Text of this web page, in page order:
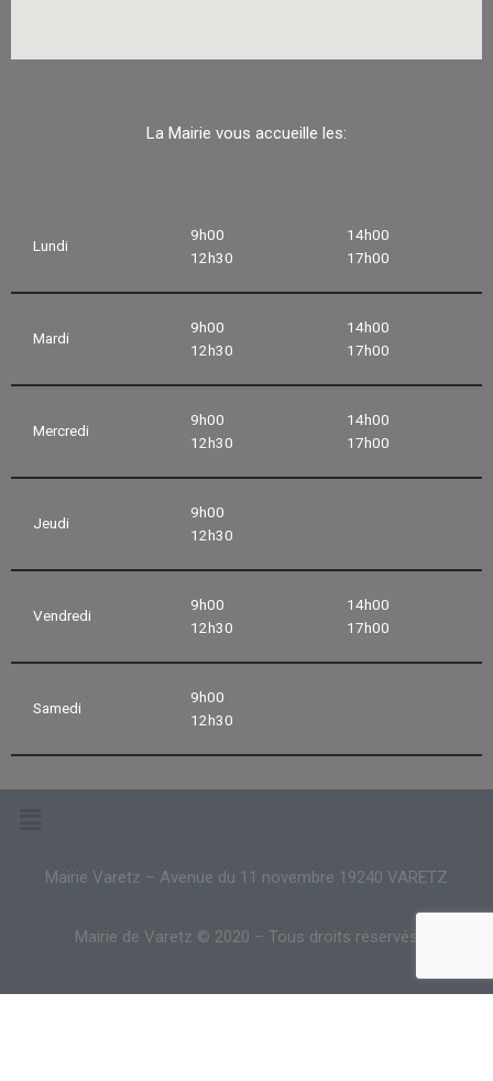
La Mairie vous accueille les:
Lundi
9h00
12h30
14h00
17h00
Mardi
9h00
12h30
14h00
17h00
Mercredi
9h00
12h30
14h00
17h00
Jeudi
9h00
12h30
Vendredi
9h00
12h30
14h00
17h00
Samedi
9h00
12h30
Mairie Varetz – Avenue du 11 novembre 19240 VARETZ
Mairie de Varetz © 2020 – Tous droits réservés